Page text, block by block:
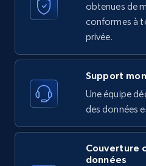
Etsy - Collect data on
URL, Product id, Listing
Reviews count shop,
price, and more.
1.9K+ 323+
obtenues de
conformes à
privée.
Support
Une équipe
des données
Couverture
données